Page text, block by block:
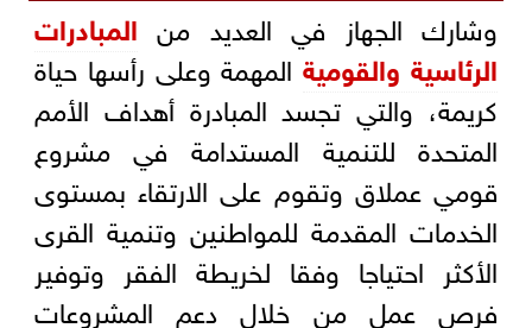
وشارك الجهاز في العديد من المبادرات
الرئاسية والقوميةالمهمة وعلى رأسها حياة
كريمة، والتي تجسد المبادرة أهداف الأمم
المتحدة للتنمية المستدامة في مشروع
قومي عملاق وتقوم على الارتقاء بمستوى
الخدمات المقدمة للمواطنين وتنمية القرى
الأكثر احتياجا وفقا لخريطة الفقر وتوفير
فرص عمل من خلال دعم المشروعات